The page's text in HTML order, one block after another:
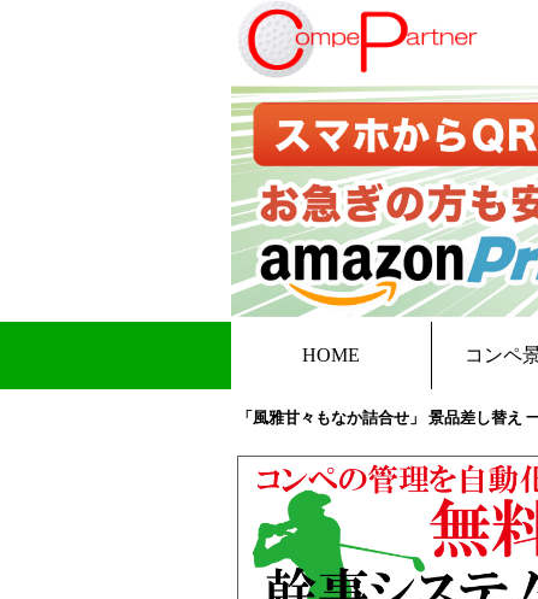
HOME コンペ
「風雅甘々もなか詰合せ」 景品差し替え